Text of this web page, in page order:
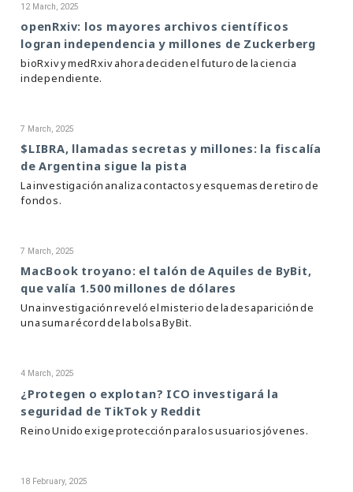
12 March, 2025
openRxiv: los mayores archivos científicos
logran independencia y millones de Zuckerberg
bioRxiv y medRxiv ahora deciden el futuro de la ciencia
independiente.
7 March, 2025
$LIBRA, llamadas secretas y millones: la fiscalía
de Argentina sigue la pista
La investigación analiza contactos y esquemas de retiro de
fondos.
7 March, 2025
MacBook troyano: el talón de Aquiles de ByBit,
que valía 1.500 millones de dólares
Una investigación reveló el misterio de la desaparición de
una suma récord de la bolsa ByBit.
4 March, 2025
¿Protegen o explotan? ICO investigará la
seguridad de TikTok y Reddit
Reino Unido exige protección para los usuarios jóvenes.
18 February, 2025